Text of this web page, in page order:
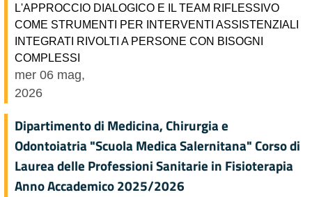
L'APPROCCIO DIALOGICO E IL TEAM RIFLESSIVO
COME STRUMENTI PER INTERVENTI ASSISTENZIALI
INTEGRATI RIVOLTI A PERSONE CON BISOGNI
COMPLESSI
mer 06 mag,
2026
Dipartimento di Medicina, Chirurgia e
Odontoiatria "Scuola Medica Salernitana" Corso di
Laurea delle Professioni Sanitarie in Fisioterapia
Anno Accademico 2025/2026